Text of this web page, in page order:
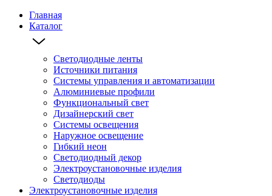
Главная
Каталог
Светодиодные ленты
Источники питания
Системы управления и автоматизации
Алюминиевые профили
Функциональный свет
Дизайнерский свет
Системы освещения
Наружное освещение
Гибкий неон
Светодиодный декор
Электроустановочные изделия
Светодиоды
Электроустановочные изделия